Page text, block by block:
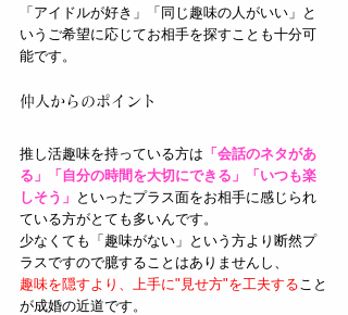
「アイドルが好き」「同じ趣味の人がいい」と
いうご希望に応じてお相手を探すことも十分可
能です。
仲人からのポイント
推し活趣味を持っている方は 「会話のネタがあ
る」「自分の時間を大切にできる」「いつも楽
しそう」 といったプラス面をお相手に感じられ
ている方がとても多いんです。
少なくても「趣味がない」という方より断然プ
ラスですので臆することはありませんし、
趣味を隠すより、上手に"見せ方"を工夫する こと
が成婚の近道です。